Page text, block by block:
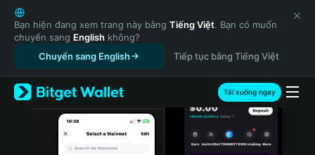
English
日本語
Tiếng Việt
Русский
Español (Latinoamérica)
Türkçe
Italiano
Bạn hiện đang xem trang này bằng Tiếng Việt. Bạn có muốn
chuyển sang English không?
Chuyển sang English
Tiếp tục bằng Tiếng Việt
Tải xuống ngay